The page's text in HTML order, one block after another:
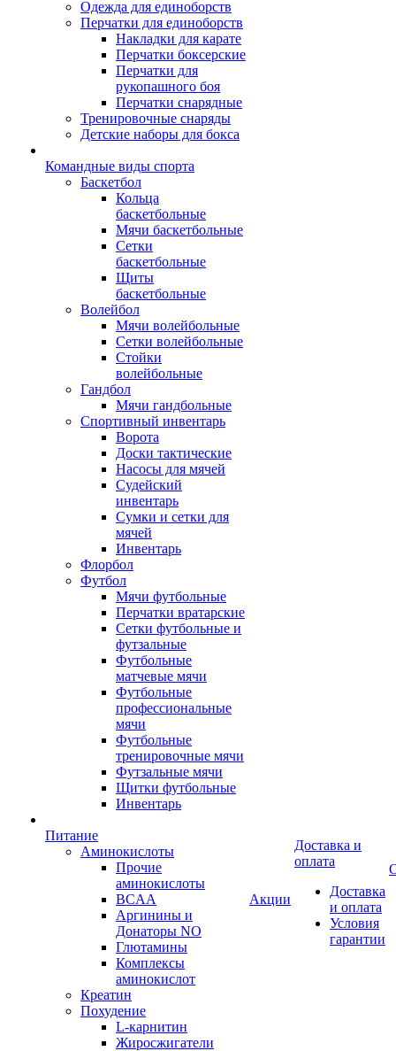
Одежда для единоборств
Перчатки для единоборств
Накладки для карате
Перчатки боксерские
Перчатки для
рукопашного боя
Перчатки снарядные
Тренировочные снаряды
Детские наборы для бокса
Командные виды спорта
Баскетбол
Кольца
баскетбольные
Мячи баскетбольные
Сетки
баскетбольные
Щиты
баскетбольные
Волейбол
Мячи волейбольные
Сетки волейбольные
Стойки
волейбольные
Гандбол
Мячи гандбольные
Спортивный инвентарь
Ворота
Доски тактические
Насосы для мячей
Судейский
инвентарь
Сумки и сетки для
мячей
Инвентарь
Флорбол
Футбол
Мячи футбольные
Перчатки вратарские
Сетки футбольные и
футзальные
Футбольные
матчевые мячи
Футбольные
профессиональные
мячи
Футбольные
тренировочные мячи
Футзальные мячи
Щитки футбольные
Инвентарь
Питание
Аминокислоты
Прочие
аминокислоты
BCAA
Аргинины и
Донаторы NO
Глютамины
Комплексы
аминокислот
Креатин
Похудение
L-карнитин
Жиросжигатели
Акции
Доставка и
оплата
Доставка
и оплата
Условия
гарантии